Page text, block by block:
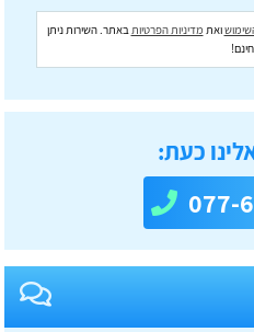
ואת מדיניות הפרטיות באתר. השירות ניתן
כעת:
077-